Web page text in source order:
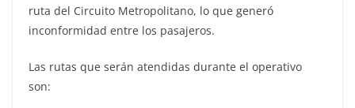
ruta del Circuito Metropolitano, lo que generó
inconformidad entre los pasajeros.
Las rutas que serán atendidas durante el operativo
son: